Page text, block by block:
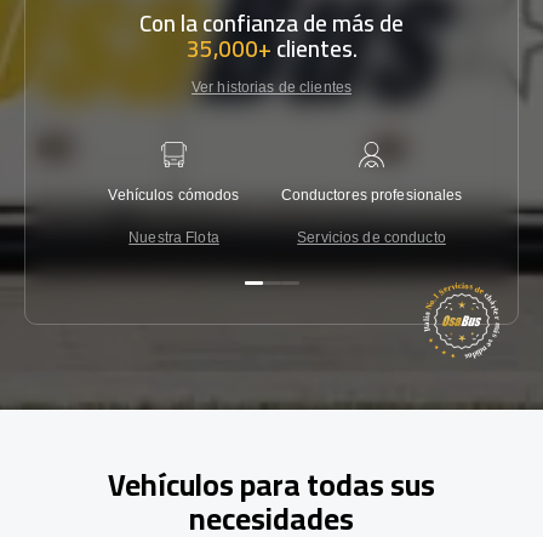
Con la confianza de más de
35,000+clientes.
Ver historias de clientes
Vehículos cómodos
Nuestra Flota
Conductores profesionales
Servicios de conducto
Vehículos para todas sus
necesidades